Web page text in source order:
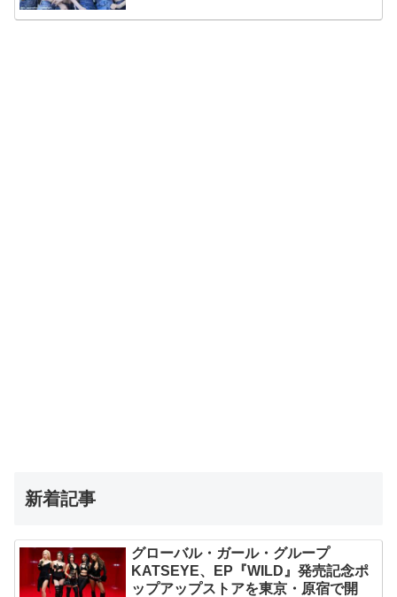
新着記事
グローバル・ガール・グループ
KATSEYE、EP『WILD』発売記念ポ
ップアップストアを東京・原宿で開